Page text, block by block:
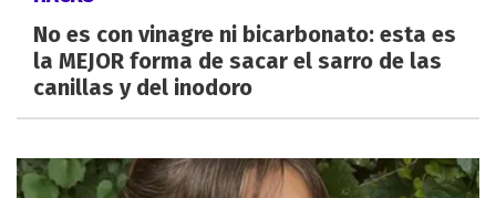
No es con vinagre ni bicarbonato: esta es
la MEJOR forma de sacar el sarro de las
canillas y del inodoro